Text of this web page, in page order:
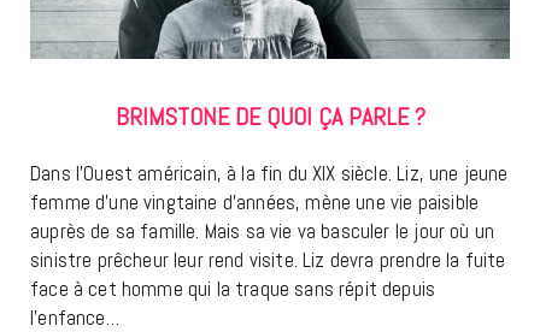
BRIMSTONE DE QUOI ÇA PARLE ?
Dans l’Ouest américain, à la fin du XIX siècle. Liz, une jeune
femme d’une vingtaine d’années, mène une vie paisible
auprès de sa famille. Mais sa vie va basculer le jour où un
sinistre prêcheur leur rend visite. Liz devra prendre la fuite
face à cet homme qui la traque sans répit depuis
l’enfance…